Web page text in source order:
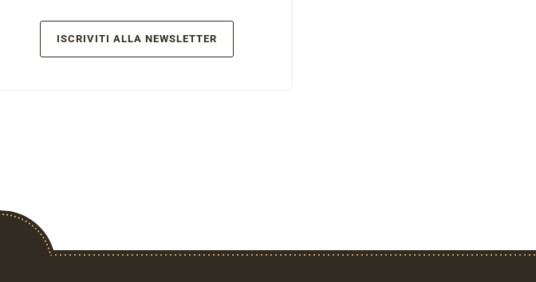
ISCRIVITI ALLA NEWSLETTER